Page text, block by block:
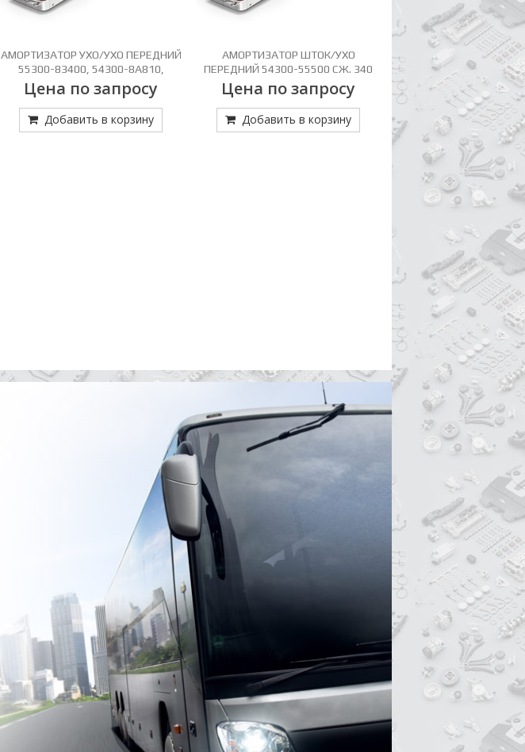
АМОРТИЗАТОР УХО/УХО ПЕРЕДНИЙ
55300-83400, 54300-8A810,
СЖ.370 РАЗЖ.630
Цена по запросу
Добавить в корзину
АМОРТИЗАТОР ШТОК/УХО
ПЕРЕДНИЙ 54300-55500 СЖ. 340
РАЗЖ.580
Цена по запросу
Добавить в корзину
АМОРТИЗАТОР ШТОК/
54300-55052 СЖ.366/
7 583
Добавить в